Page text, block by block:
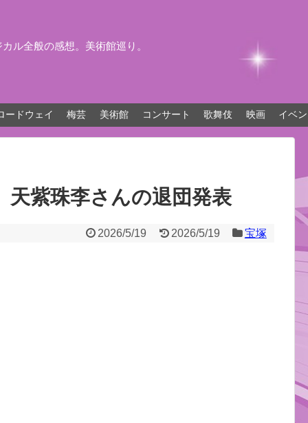
ル全般の感想。美術館巡り。
ードウェイ 梅芸 美術館 コンサート 歌舞伎 映画 イベ
天紫珠李さんの退団発表
2026/5/19 2026/5/19 宝塚